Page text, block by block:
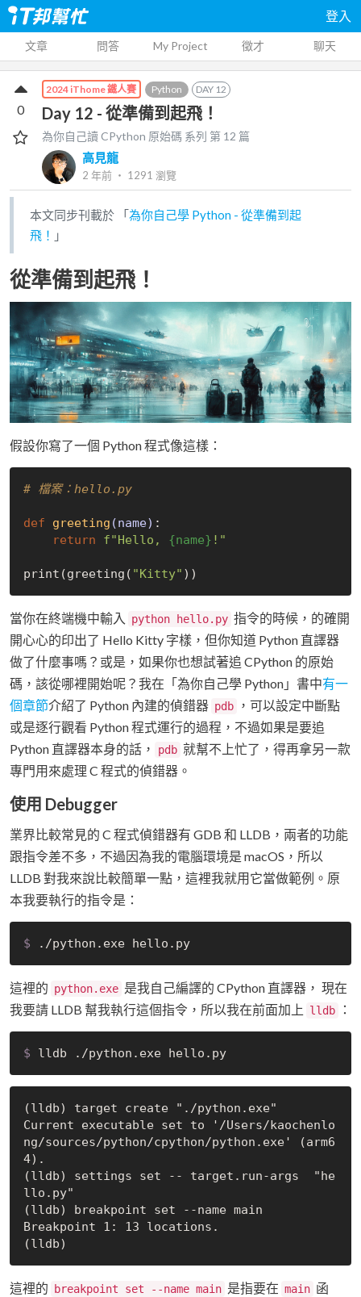
登入
文章 問答 My Project 徵才 聊天
2024 iThome 鐵人賽 Python DAY 12
Day 12 - 從準備到起飛！
為你自己讀 CPython 原始碼 系列 第 12 篇
高見龍
2 年前 ‧ 1291 瀏覽
0
本文同步刊載於 「 為你自己學 Python - 從準備到起
飛！ 」
從準備到起飛！
假設你寫了一個 Python 程式像這樣：
# 檔案：hello.py
def greeting (name) :
return
f"Hello, {name} !"
print(greeting( "Kitty"
當你在終端機中輸入 python hello.py 指令的時候，的確開
開心心的印出了 Hello Kitty 字樣，但你知道 Python 直譯器
做了什麼事嗎？或是，如果你也想試著追 CPython 的原始
碼，該從哪裡開始呢？我在「為你自己學 Python」書中有一
個章節介紹了 Python 內建的偵錯器 pdb
，可以設定中斷點
或是逐行觀看 Python 程式運行的過程，不過如果是要追
Python 直譯器本身的話，
pdb 就幫不上忙了，得再拿另一款
專門用來處理 C 程式的偵錯器。
使用 Debugger
業界比較常見的 C 程式偵錯器有 GDB 和 LLDB，兩者的功能
跟指令差不多，不過因為我的電腦環境是 macOS，所以
LLDB 對我來說比較簡單一點，這裡我就用它當做範例。原
本我要執行的指令是：
$ ./python.exe hello.py
這裡的 python.exe 是我自己編譯的 CPython 直譯器， 現在
我要請 LLDB 幫我執行這個指令，所以我在前面加上
lldb ：
$ lldb ./python.exe hello.py
(lldb) target create "./python.exe"
Current executable set to '/Users/kaochenlo
ng/sources/python/cpython/python.exe' (arm6
4).
(lldb) settings set -- target.run-args  "he
llo.py"
(lldb) breakpoint set --name main
Breakpoint 1: 13 locations.
這裡的 breakpoint set --name main 是指要在 main 函